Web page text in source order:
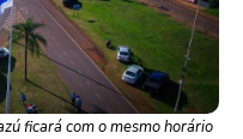
ficará com o mesmo horário